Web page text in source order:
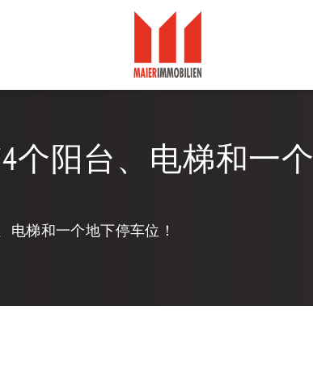
个阳台、电梯和一个
电梯和一个地下停车位！